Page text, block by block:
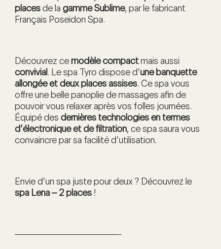
placesde la gamme Sublime, par le fabricant
Français Poseidon Spa.
Découvrez cemodèle compactmais aussi
convivial. Le spa Tyro dispose d’une banquette
allongée et deux places assises. Ce spa vous
offre une belle panoplie de massages afin de
pouvoir vous relaxer après vos folles journées.
Équipé des dernières technologies en termes
d’électronique et de filtration, ce spa saura vous
convaincre par sa facilité d’utilisation.
Envie d’un spa juste pour deux ? Découvrez le
spa Lena – 2 places !
———————————-